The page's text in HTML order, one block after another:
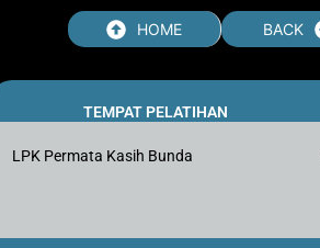
HOME BACK
TEMPAT PELATIHAN
LPK Permata Kasih Bunda